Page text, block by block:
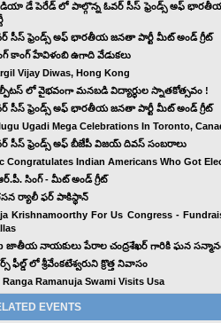
డే పెరేడ్ లో పాల్గొన్న ఓవర్ సీస్ ఫ్రెండ్స్ అఫ్
సీస్ ఫ్రెండ్స్ అఫ్ భారతీయ జనతా పార్టీ మీట్ అండ్ గ్రీట్
కాంగ్ హేవిళంబి ఉగాది వేడుకలు
Vijay Diwas, Hong Kong
లో వైభవంగా మనబడి విద్యార్ధుల స్నాతకోత్సవం !
సీస్ ఫ్రెండ్స్ అఫ్ భారతీయ జనతా పార్టీ మీట్ అండ్ గ్రీట్
Ugadi Mega Celebrations In Toronto,
సీస్ ఫ్రెండ్స్ అఫ్ బీజేపీ విజయ్ దివస్ సంబరాలు
Congratulates Indian Americans Who Got
ఆర్.పీ. సింగ్ - మీట్ అండ్ గ్రీట్
ర్యాలీ ఫర్ పాకిస్థాన్
Krishnamoorthy For Us Congress -
జాతీయ నాయకులు పేరాల చంద్రశేఖర్ గారికి ఘన
ఫీల్డ్ లో శ్రీవేంకటేశ్వరుని క్రొత్త నివాసం
Ranga Ramanuja Swami Visits Usa
EVENTS